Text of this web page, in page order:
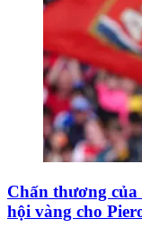
Chấn thương
hội vàng cho